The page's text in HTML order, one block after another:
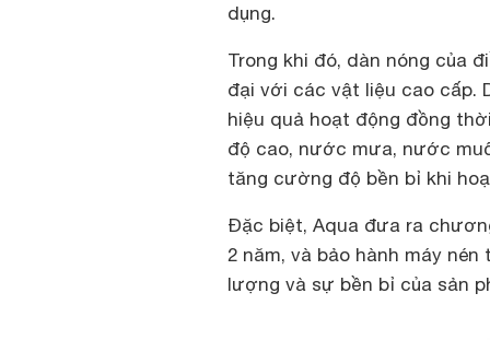
dụng.
Trong khi đó, dàn nóng của
đại với các vật liệu cao cấp.
hiệu quả hoạt động đồng
độ cao, nước mưa, nước
tăng cường độ bền bỉ khi
Đặc biệt, Aqua đưa ra
2 năm, và bảo hành máy
lượng và sự bền bỉ của sản